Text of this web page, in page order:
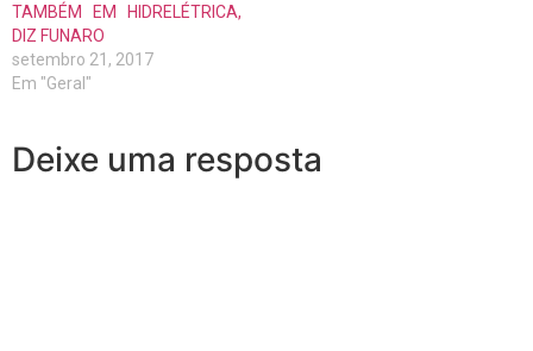
TAMBÉM EM HIDRELÉTRICA,
DIZ FUNARO
setembro 21, 2017
Em "Geral"
Deixe uma resposta